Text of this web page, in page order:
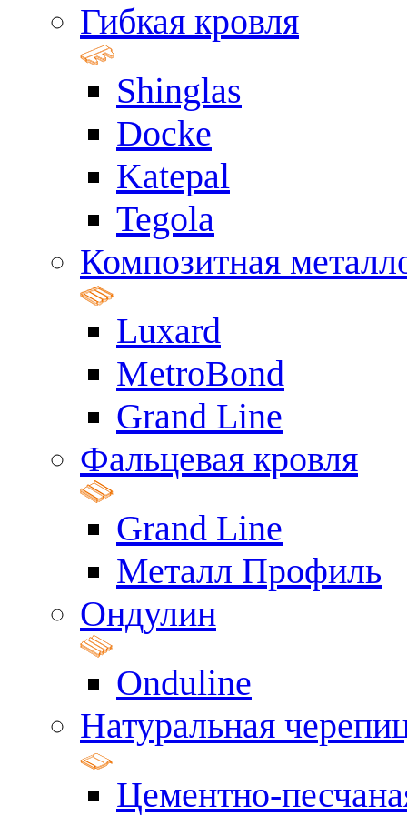
Гибкая кровля
Shinglas
Docke
Katepal
Tegola
Композитная
Luxard
MetroBond
Grand Line
Фальцевая кровля
Grand Line
Металл Профиль
Ондулин
Onduline
Натуральная
Цементно-